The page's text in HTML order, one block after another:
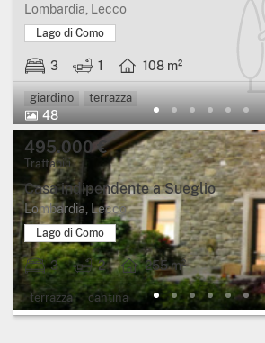
Lombardia, Lecco
Lago di Como
3 1 108 m²
giardino terrazza
48
495.000 €
Trattabili
Casa indipendente a Sueglio
Lombardia, Lecco
Lago di Como
3 2 255 m²
terrazza cantina